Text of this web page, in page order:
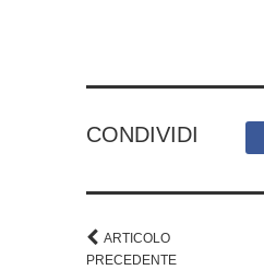
CONDIVIDI
ARTICOLO
PRECEDENTE